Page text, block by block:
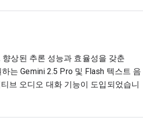
상된 추론 성능과 효율성을 갖춘
는 Gemini 2.5 Pro 및 Flash 텍스트 음
브 오디오 대화 기능이 도입되었습니